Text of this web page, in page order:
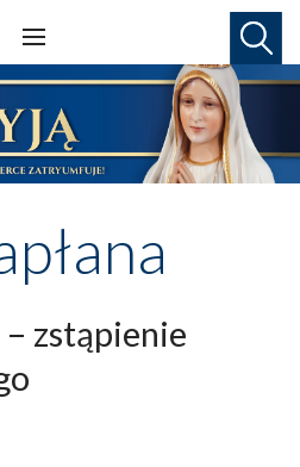
zstąpienie